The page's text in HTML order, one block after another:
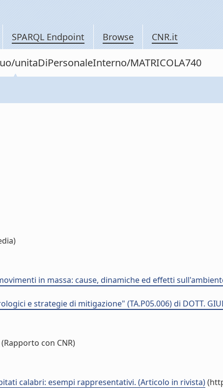
SPARQL Endpoint Browse CNR.it
unitaDiPersonaleInterno/MATRICOLA740
in massa: cause, dinamiche ed effetti
e strategie di mitigazione" (TA.P05.006) di DOTT.
(Rapporto con CNR)
calabri: esempi rappresentativi. (Articolo in rivista)